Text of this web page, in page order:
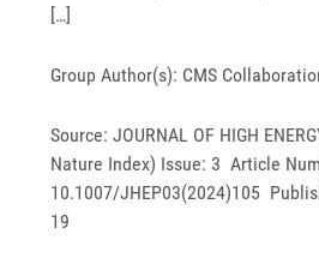
[…]
Group Author(s): CMS
Source: JOURNAL OF HIGH
Nature Index) Issue: 3 Article
10.1007/JHEP03(2024)105
19